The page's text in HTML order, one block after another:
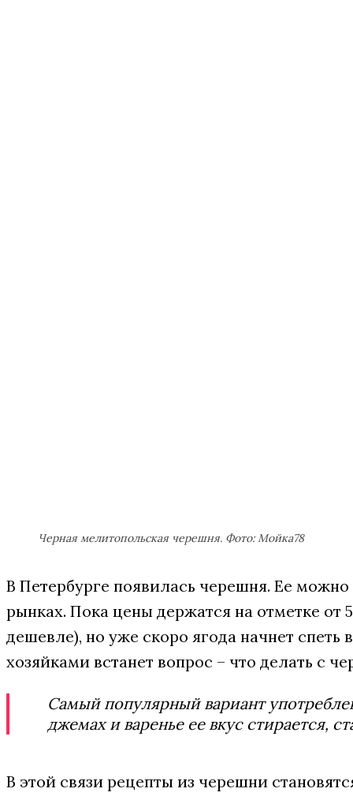
Черная мелитопольская черешня. Фото: Мойка78
В Петербурге появилась черешня. Ее
рынках. Пока цены держатся на отметке
дешевле), но уже скоро ягода начнет спеть
хозяйками встанет вопрос – что делать с
Самый популярный вариант
джемах и варенье ее вкус стирается,
В этой связи рецепты из черешни